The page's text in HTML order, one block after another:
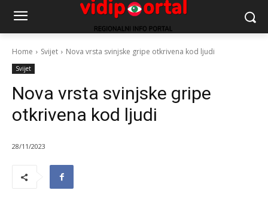
Home Svijet Nova vrsta svinjske gripe otkrivena kod ljudi
Svijet
Nova vrsta svinjske gripe
otkrivena kod ljudi
28/11/2023